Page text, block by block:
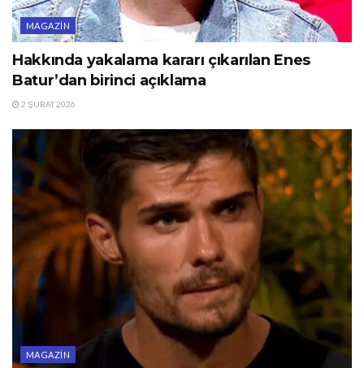
MAGAZIN
Hakkında yakalama kararı çıkarılan Enes
Batur’dan birinci açıklama
2 ŞUBAT 2026
MAGAZIN